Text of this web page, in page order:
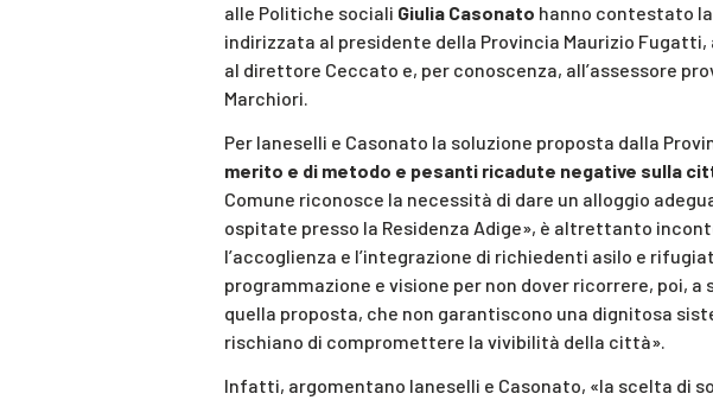
alle Politiche sociali Giulia Casonato hanno contestato
indirizzata al presidente della Provincia Maurizio Fugatti,
al direttore Ceccato e, per conoscenza, all’assessore
Marchiori.
Per Ianeselli e Casonato la soluzione proposta dalla
merito e di metodo e pesanti ricadute negative sulla
Comune riconosce la necessità di dare un alloggio
ospitate presso la Residenza Adige», è altrettanto
l’accoglienza e l’integrazione di richiedenti asilo e
programmazione e visione per non dover ricorrere, poi,
quella proposta, che non garantiscono una dignitosa
rischiano di compromettere la vivibilità della città».
Infatti, argomentano Ianeselli e Casonato, «la scelta di